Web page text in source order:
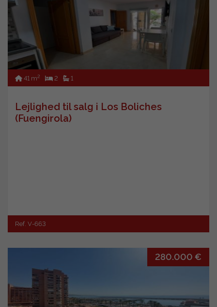
41 m2 2 1
Lejlighed til salg i Los Boliches
(Fuengirola)
Ref. V-663
280.000 €